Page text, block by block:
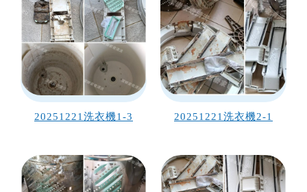
20251221洗衣機1-3 20251221洗衣機2-1